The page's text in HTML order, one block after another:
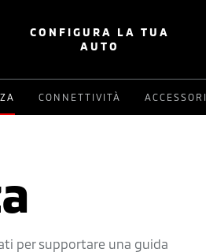
CONFIGURA LA TUA
AUTO
CONNETTIVITÀ ACCESSORI
per supportare una guida